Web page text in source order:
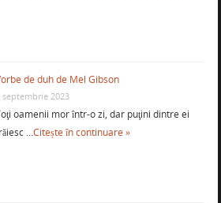
de duh de Mel Gibson
septembrie 2023
oamenii mor într-o zi, dar puţini dintre ei
…Citește în continuare »